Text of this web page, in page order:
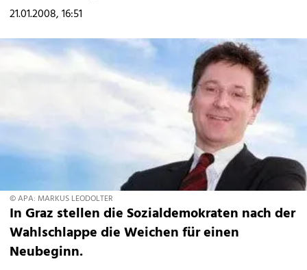
21.01.2008, 16:51
© APA: MARKUS LEODOLTER
In Graz stellen die Sozialdemokraten nach der
Wahlschlappe die Weichen für einen
Neubeginn.